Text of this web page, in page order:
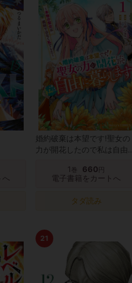
へ
婚約破棄は本望です!聖女の
力が開花したので私は自由に
姉ではなく私でした~
1 巻 660 円
電子書籍をカートへ
タダ読み
21